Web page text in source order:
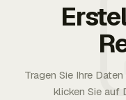
Tragen Sie Ihre
klicken Sie auf